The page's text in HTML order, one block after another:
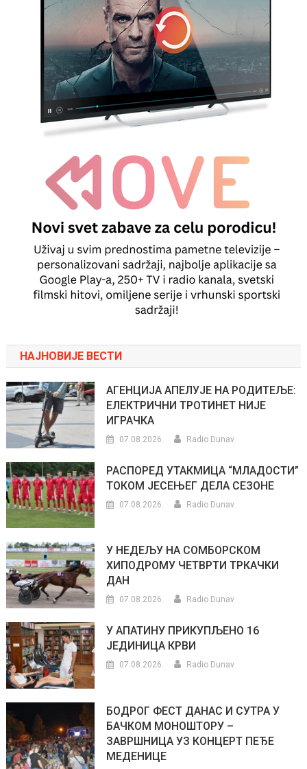
НАЈНОВИЈЕ ВЕСТИ
АГЕНЦИЈА АПЕЛУЈЕ НА РОДИТЕЉЕ:
ЕЛЕКТРИЧНИ ТРОТИНЕТ НИЈЕ
ИГРАЧКА
07.08.2026. Radio Dunav
РАСПОРЕД УТАКМИЦА “МЛАДОСТИ”
ТОКОМ ЈЕСЕЊЕГ ДЕЛА СЕЗОНЕ
07.08.2026. Radio Dunav
У НЕДЕЉУ НА СОМБОРСКОМ
ХИПОДРОМУ ЧЕТВРТИ ТРКАЧКИ
ДАН
07.08.2026. Radio Dunav
У АПАТИНУ ПРИКУПЉЕНО 16
ЈЕДИНИЦА КРВИ
07.08.2026. Radio Dunav
БОДРОГ ФЕСТ ДАНАС И СУТРА У
БАЧКОМ МОНОШТОРУ –
ЗАВРШНИЦА УЗ КОНЦЕРТ ПЕЂЕ
МЕДЕНИЦЕ